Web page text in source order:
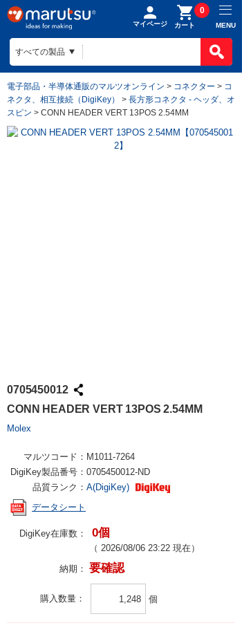
マイページ カート
0
MENU
電子部品・半導体通販のマルツオンライン > コネクター > コ
ネクタ、相互接続（DigiKey）
> 長方形コネクタ - ヘッダ、オ
スピン > CONN HEADER VERT 13POS 2.54MM
0705450012
CONN HEADER VERT 13POS 2.54MM
Molex
マルツコード： M1011-7264
DigiKey製品番号： 0705450012-ND
品質ランク： A(DigiKey)
データシート
DigiKey在庫数： 0個
（ 2026/08/06 23:22 現在）
納期： 要確認
購入数量 個